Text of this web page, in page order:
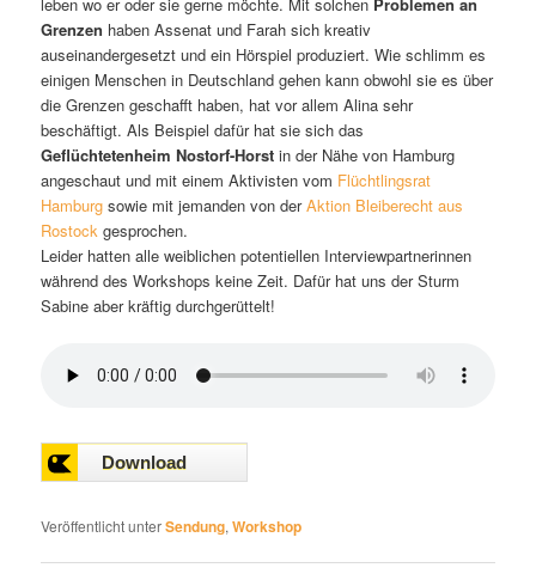
Grenzen haben Assenat und Farah sich kreativ
auseinandergesetzt und ein Hörspiel produziert. Wie schlimm es
einigen Menschen in Deutschland gehen kann obwohl sie es über
die Grenzen geschafft haben, hat vor allem Alina sehr
beschäftigt. Als Beispiel dafür hat sie sich das
Geflüchtetenheim Nostorf-Horst in der Nähe von Hamburg
angeschaut und mit einem Aktivisten vom Flüchtlingsrat
Hamburg sowie mit jemanden von derAktion Bleiberecht aus
Rostock gesprochen.
Leider hatten alle weiblichen potentiellen Interviewpartnerinnen
während des Workshops keine Zeit. Dafür hat uns der Sturm
Sabine aber kräftig durchgerüttelt!
Veröffentlicht unterSendung,Workshop